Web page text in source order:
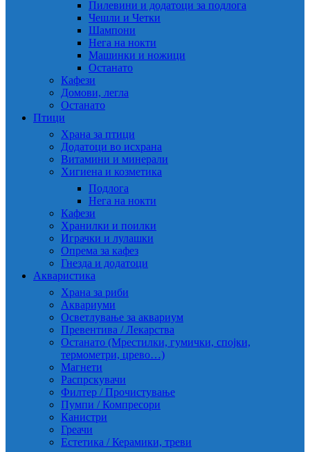
Пилевини и додатоци за подлога
Чешли и Четки
Шампони
Нега на нокти
Машинки и ножици
Останато
Кафези
Домови, легла
Останато
Птици
Храна за птици
Додатоци во исхрана
Витамини и минерали
Хигиена и козметика
Подлога
Нега на нокти
Кафези
Хранилки и поилки
Играчки и лулашки
Опрема за кафез
Гнезда и додатоци
Акваристика
Храна за риби
Аквариуми
Осветлување за аквариум
Превентива / Лекарства
Останато (Мрестилки, гумички, спојки,
термометри, црево…)
Магнети
Распрскувачи
Филтер / Прочистување
Пумпи / Компресори
Канистри
Греачи
Естетика / Керамики, треви